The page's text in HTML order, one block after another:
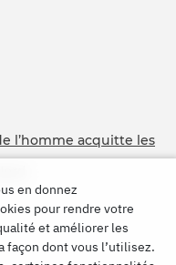
l’homme acquitte les
en donnez
pour rendre votre
et améliorer les
façon dont vous l’utilisez.